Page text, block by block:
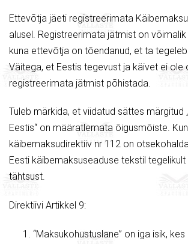
Ettevõtja jäeti registreerimata
alusel. Registreerimata jätmist on
kuna ettevõtja on tõendanud, et ta
Väitega, et Eestis tegevust ja käivet ei ole
registreerimata jätmist põhistada.
Tuleb märkida, et viidatud sättes märgitud
Eestis“ on määratlemata õigusmõiste.
käibemaksudirektiiv nr 112 on
Eesti käibemaksuseaduse tekstil
tähtsust.
Direktiivi Artikkel 9:
“Maksukohustuslane” on iga isik,